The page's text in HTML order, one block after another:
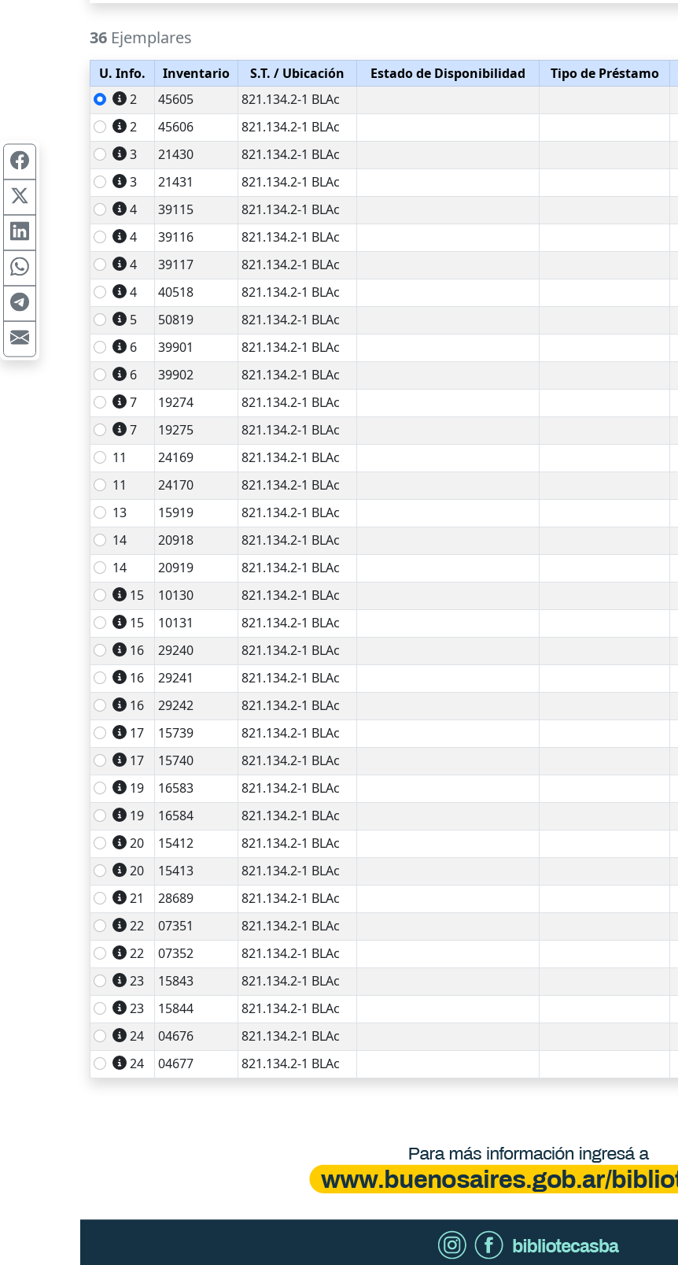
36 Ejemplares
U. Info. Inventario S.T. / Ubicación Estado de Disponibilidad Tipo de Préstamo
2
45605 821.134.2-1 BLAc
2
45606 821.134.2-1 BLAc
3
21430 821.134.2-1 BLAc
3
21431 821.134.2-1 BLAc
4
39115 821.134.2-1 BLAc
4
39116 821.134.2-1 BLAc
4
39117 821.134.2-1 BLAc
4
40518 821.134.2-1 BLAc
5
50819 821.134.2-1 BLAc
6
39901 821.134.2-1 BLAc
6
39902 821.134.2-1 BLAc
7
19274 821.134.2-1 BLAc
7
19275 821.134.2-1 BLAc
11
24169 821.134.2-1 BLAc
11
24170 821.134.2-1 BLAc
13
15919 821.134.2-1 BLAc
14
20918 821.134.2-1 BLAc
14
20919 821.134.2-1 BLAc
15
10130 821.134.2-1 BLAc
15
10131 821.134.2-1 BLAc
16
29240 821.134.2-1 BLAc
16
29241 821.134.2-1 BLAc
16
29242 821.134.2-1 BLAc
17
15739 821.134.2-1 BLAc
17
15740 821.134.2-1 BLAc
19
16583 821.134.2-1 BLAc
19
16584 821.134.2-1 BLAc
20
15412 821.134.2-1 BLAc
20
15413 821.134.2-1 BLAc
21
28689 821.134.2-1 BLAc
22
07351 821.134.2-1 BLAc
22
07352 821.134.2-1 BLAc
23
15843 821.134.2-1 BLAc
23
15844 821.134.2-1 BLAc
24
04676 821.134.2-1 BLAc
24
04677 821.134.2-1 BLAc